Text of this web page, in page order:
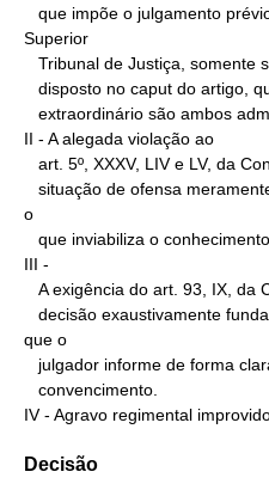
Superior
II - A alegada violação ao
o
III -
que o
IV - Agravo regimental
Decisão